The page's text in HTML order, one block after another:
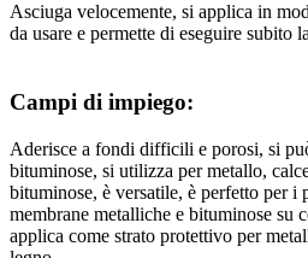
Asciuga velocemente, si applica in
da usare e permette di eseguire subito
Campi di impiego:
Aderisce a fondi difficili e porosi, si
bituminose, si utilizza per metallo,
bituminose, è versatile, è perfetto per i
membrane metalliche e bituminose su
applica come strato protettivo per